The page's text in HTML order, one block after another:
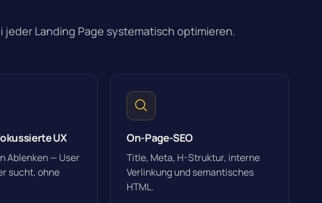
jeder Landing Page systematisch optimieren.
UX
Ablenken — User
sucht, ohne
On-Page-SEO
Title, Meta, H-Struktur, interne
Verlinkung und semantisches
HTML.